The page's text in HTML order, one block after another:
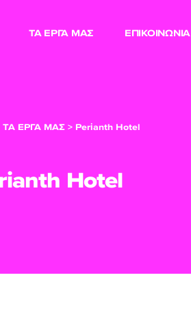
ΤΑ ΕΡΓΑ ΜΑΣ ΕΠΙΚΟΙΝΩΝΙΑ
ΤΑ ΕΡΓΑ ΜΑΣ> Perianth Hotel
Hotel